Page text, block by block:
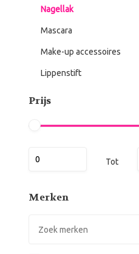
Nagellak
Mascara
Make-up accessoires
Lippenstift
Prijs
Tot
Merken